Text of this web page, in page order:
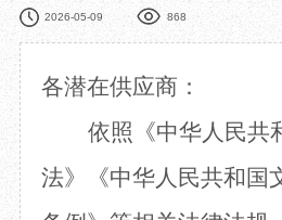
请
文创 杜甫草堂文创馆
2026-05-09 868
各潜在供应商：
依照《中华人民共
法》《中华人民共和国